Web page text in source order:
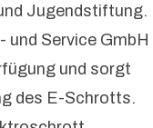
Jugendstiftung.
Service GmbH
und sorgt
des E-Schrotts.